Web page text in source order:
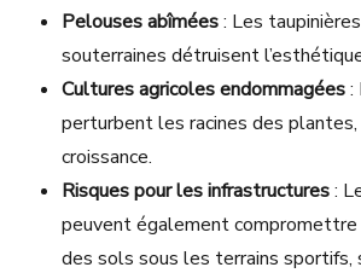
Pelouses abîmées: Les
souterraines détruisent
Cultures agricoles endommagées:
perturbent les racines des
croissance.
Risques pour les infrastructures:
peuvent également
des sols sous les terrains sportifs,